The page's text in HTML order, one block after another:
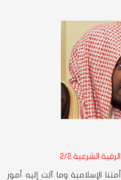
الشرعية 2/2
الإسلامية وما آلت إليه أمور